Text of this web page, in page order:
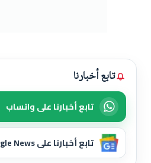
تابع أخبارنا
تابع أخبارنا على واتساب
تابع أخبارنا على Google News